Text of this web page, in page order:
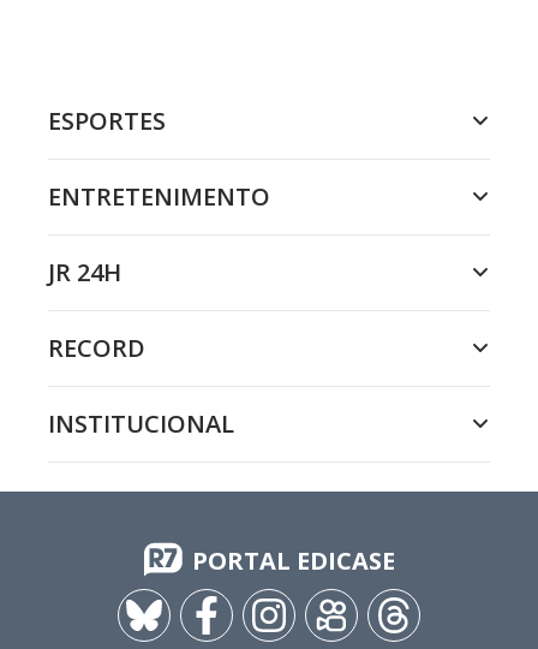
ESPORTES
ENTRETENIMENTO
JR 24H
RECORD
INSTITUCIONAL
PORTAL EDICASE